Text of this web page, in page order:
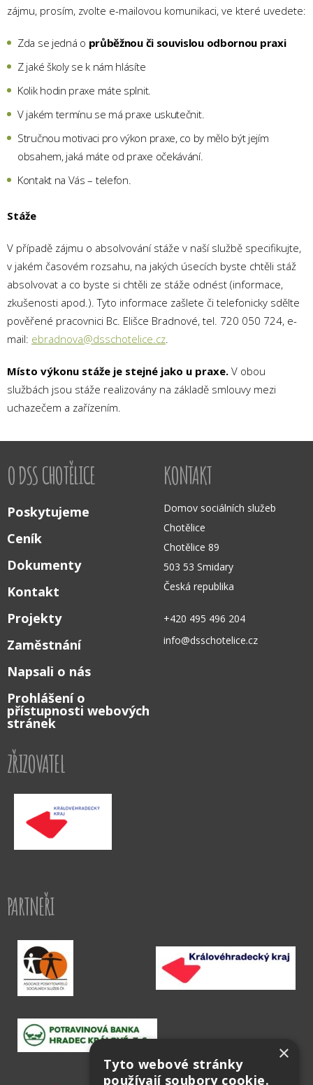
zájmu, prosím, zvolte e-mailovou komunikaci, ve které uvedete:
Zda se jedná o průběžnou či souvislou odbornou praxi
Z jaké školy se k nám hlásíte
Kolik hodin praxe máte splnit.
V jakém termínu se má praxe uskutečnit.
Stručnou motivaci pro výkon praxe, co by mělo být jejím
obsahem, jaká máte od praxe očekávání.
Kontakt na Vás – telefon.
Stáže
V případě zájmu o absolvování stáže v naší službě specifikujte,
v jakém časovém rozsahu, na jakých úsecích byste chtěli stáž
absolvovat a co byste si chtěli ze stáže odnést (informace,
zkušenosti apod.). Tyto informace zašlete či telefonicky sdělte
pověřené pracovnici Bc. Elišce Bradnové, tel. 720 050 724, e-
mail: ebradnova@dsschotelice.cz.
Místo výkonu stáže je stejné jako u praxe. V obou
službách jsou stáže realizovány na základě smlouvy mezi
uchazečem a zařízením.
O DSS CHOTĚLICE
Poskytujeme
Ceník
Dokumenty
Kontakt
Projekty
Zaměstnání
Napsali o nás
Prohlášení o
přístupnosti webových
stránek
KONTAKT
Domov sociálních služeb
Chotělice
Chotělice 89
503 53 Smidary
Česká republika
+420 495 496 204
info@dsschotelice.cz
ZŘIZOVATEL
PARTNEŘI
×
Tyto webové stránky
používají soubory cookie.